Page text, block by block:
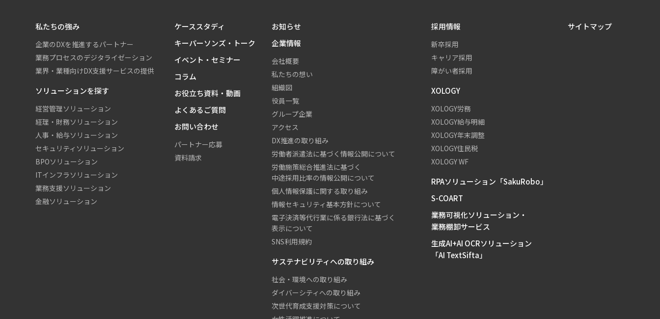
私たちの強み
企業のDXを推進するパートナー
業務プロセスのデジタライゼーション
業界・業種向けDX支援サービスの提供
ソリューションを探す
経営管理ソリューション
経理・財務ソリューション
人事・給与ソリューション
セキュリティソリューション
BPOソリューション
ITインフラソリューション
業務支援ソリューション
金融ソリューション
ケーススタディ
キーパーソンズ・トーク
イベント・セミナー
コラム
お役立ち資料・動画
よくあるご質問
お問い合わせ
パートナー応募
資料請求
お知らせ
企業情報
会社概要
私たちの想い
組織図
役員一覧
グループ企業
アクセス
DX推進の取り組み
労働者派遣法に基づく情報公開について
労働施策総合推進法に基づく
中途採用比率の情報公開について
個人情報保護に関する取り組み
情報セキュリティ基本方針について
電子決済等代行業に係る銀行法に基づく
表示について
SNS利用規約
サステナビリティへの取り組み
社会・環境への取り組み
ダイバーシティへの取り組み
次世代育成支援対策について
採用情報
新卒採用
キャリア採用
障がい者採用
XOLOGY
XOLOGY労務
XOLOGY給与明細
XOLOGY年末調整
XOLOGY住民税
XOLOGY WF
RPAソリューション「SakuRobo」
S-COART
業務可視化ソリューション・
業務棚卸サービス
生成AI+AI OCRソリューション
「AI TextSifta」
サイトマップ